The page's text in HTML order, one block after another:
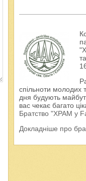
спільноти молодих
дня будують
вас чекає багато
Братство "ХРАМ у
Докладніше про